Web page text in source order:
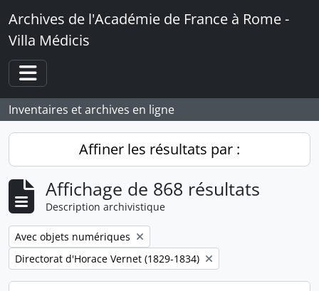
Skip to main content
Archives de l'Académie de France à Rome -
Villa Médicis
Toggle navigation
Inventaires et archives en ligne
Affiner les résultats par :
Affichage de 868 résultats
Description archivistique
Remove filter:
Avec objets numériques
Remove filter:
Directorat d'Horace Vernet (1829-1834)